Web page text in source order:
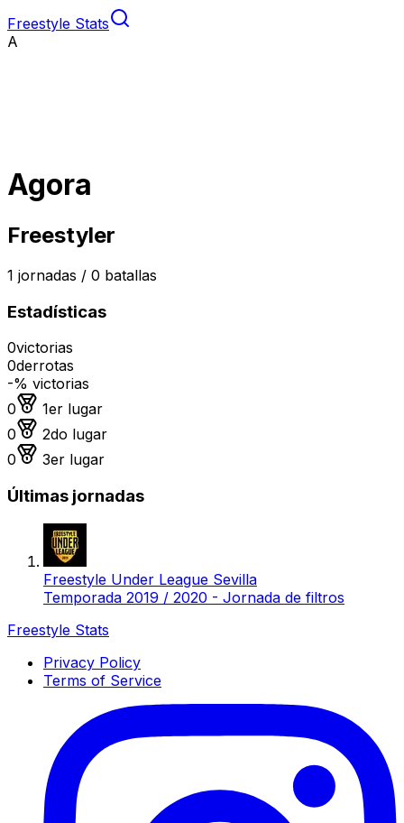
Freestyle Stats
A
Agora
Freestyler
1 jornadas / 0 batallas
Estadísticas
0victorias
0derrotas
-% victorias
0
Medalla de oro
1er lugar
0
Medalla de plata
2do lugar
0
Medalla de bronce
3er lugar
Últimas jornadas
Freestyle Under League Sevilla
Temporada 2019 / 2020 - Jornada de filtros
Freestyle Stats
Privacy Policy
Terms of Service